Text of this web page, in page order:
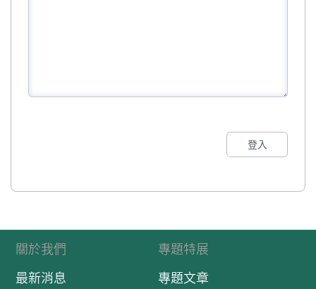
登入
關於我們
最新消息
專題特展
專題文章